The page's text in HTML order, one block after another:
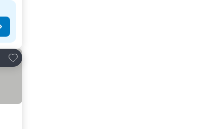
Dodati u favorite